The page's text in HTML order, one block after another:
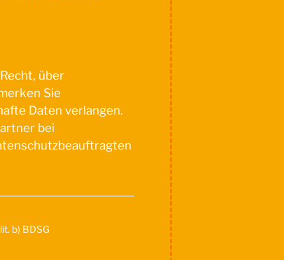
über
Sie
Daten verlangen.
bei
b) BDSG